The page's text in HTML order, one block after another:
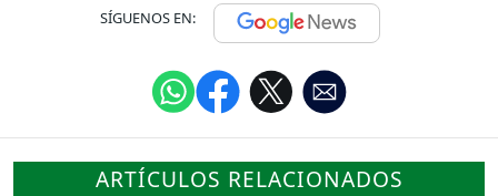
SÍGUENOS EN:
ARTÍCULOS RELACIONADOS